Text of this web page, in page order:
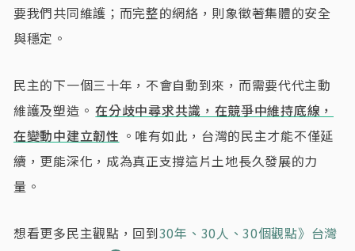
要我們共同維護；而完整的網絡，則象徵著集體的安全
與穩定。
民主的下一個三十年，不會自動到來，而需要代代主動
維護及塑造。 在分歧中尋求共識，在競爭中維持底線，
在變動中建立韌性 。唯有如此，台灣的民主才能不僅延
續，更能深化，成為真正支撐這片土地長久發展的力
量。
想看更多民主觀點，回到30年、30人、30個觀點》台灣